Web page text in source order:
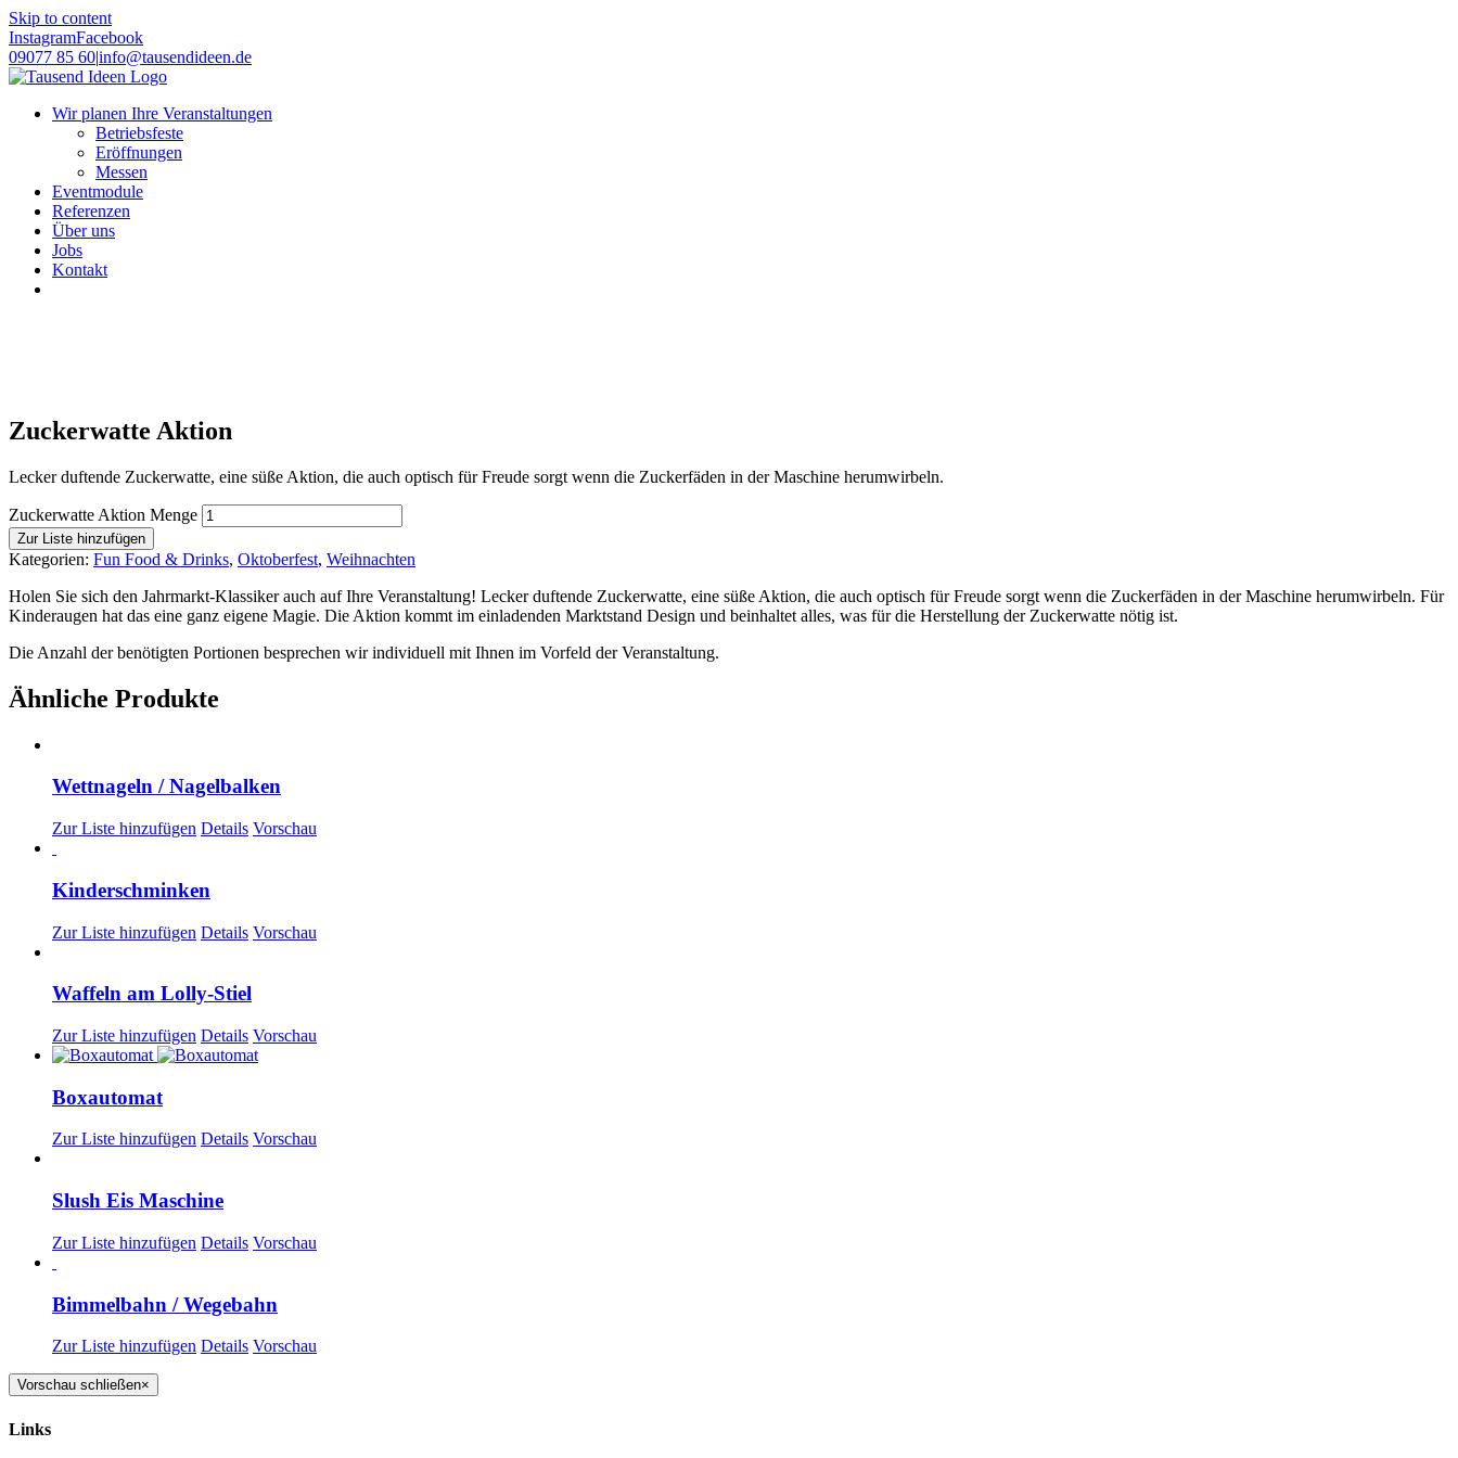
Skip to content
InstagramFacebook
09077 85 60|info@tausendideen.de
Wir planen Ihre Veranstaltungen
Betriebsfeste
Eröffnungen
Messen
Eventmodule
Referenzen
Über uns
Jobs
Kontakt
Zuckerwatte Aktion
Lecker duftende Zuckerwatte, eine süße Aktion, die auch optisch für Freude sorgt wenn die Zuckerfäden in der Maschine herumwirbeln.
Zuckerwatte Aktion Menge
Zur Liste hinzufügen
Kategorien: Fun Food & Drinks, Oktoberfest, Weihnachten
Holen Sie sich den Jahrmarkt-Klassiker auch auf Ihre Veranstaltung! Lecker duftende Zuckerwatte, eine süße Aktion, die auch optisch für Freude sorgt wenn die Zuckerfäden in der Maschine herumwirbeln. Für
Kinderaugen hat das eine ganz eigene Magie. Die Aktion kommt im einladenden Marktstand Design und beinhaltet alles, was für die Herstellung der Zuckerwatte nötig ist.
Die Anzahl der benötigten Portionen besprechen wir individuell mit Ihnen im Vorfeld der Veranstaltung.
Ähnliche Produkte
Wettnageln / Nagelbalken
Zur Liste hinzufügen Details Vorschau
Kinderschminken
Zur Liste hinzufügen Details Vorschau
Waffeln am Lolly-Stiel
Zur Liste hinzufügen Details Vorschau
Boxautomat
Zur Liste hinzufügen Details Vorschau
Slush Eis Maschine
Zur Liste hinzufügen Details Vorschau
Bimmelbahn / Wegebahn
Zur Liste hinzufügen Details Vorschau
Vorschau schließen×
Links